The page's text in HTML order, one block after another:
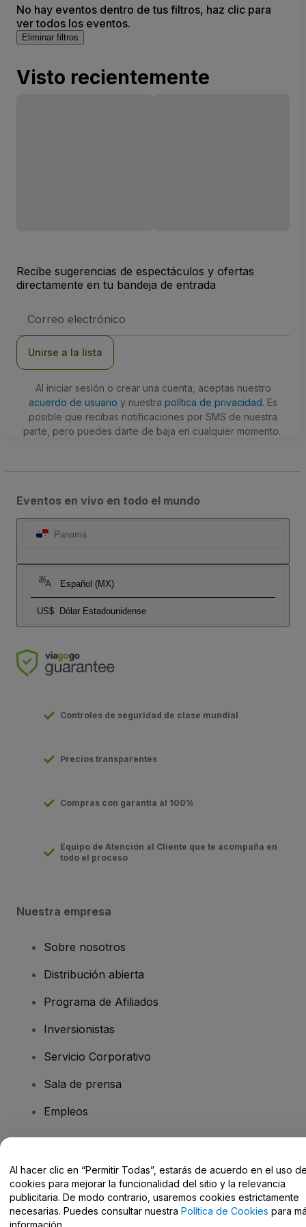
No hay eventos dentro de tus filtros, haz clic para
ver todos los eventos.
Eliminar filtros
Visto recientemente
Recibe sugerencias de espectáculos y ofertas
directamente en tu bandeja de entrada
de
Unirse a la lista
Al iniciar sesión o crear una cuenta, aceptas nuestro
acuerdo de usuario y nuestra política de privacidad. Es
posible que recibas notificaciones por SMS de nuestra
parte, pero puedes darte de baja en cualquier momento.
Eventos en vivo en todo el mundo
Panamá
Español (MX)
US$ Dólar Estadounidense
Controles de seguridad de clase mundial
Precios transparentes
Compras con garantía al 100%
Equipo de Atención al Cliente que te acompaña en
todo el proceso
Nuestra empresa
Sobre nosotros
Distribución abierta
Programa de Afiliados
Inversionistas
Servicio Corporativo
Sala de prensa
Empleos
Centro de Ayuda / Contacto
Al hacer clic en “Permitir Todas”, estarás de acuerdo en el uso
cookies para mejorar la funcionalidad del sitio y la relevancia
publicitaria. De modo contrario, usaremos cookies estrictamente
necesarias. Puedes consultar nuestra Política de Cookies para
información.